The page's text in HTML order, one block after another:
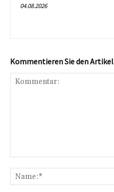
04.08.2026
Kommentieren Sie den Artikel